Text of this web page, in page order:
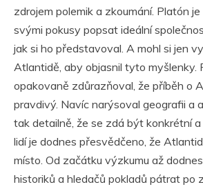
zdrojem polemik a zkoumání. Platón
svými pokusy popsat ideální
jak si ho představoval. A mohl si jen
Atlantidě, aby objasnil tyto myšlenky.
opakovaně zdůrazňoval, že příběh o
pravdivý. Navíc narýsoval geografii a
tak detailně, že se zdá být konkrétní
lidí je dodnes přesvědčeno, že
místo. Od začátku výzkumu až
historiků a hledačů pokladů pátrat po